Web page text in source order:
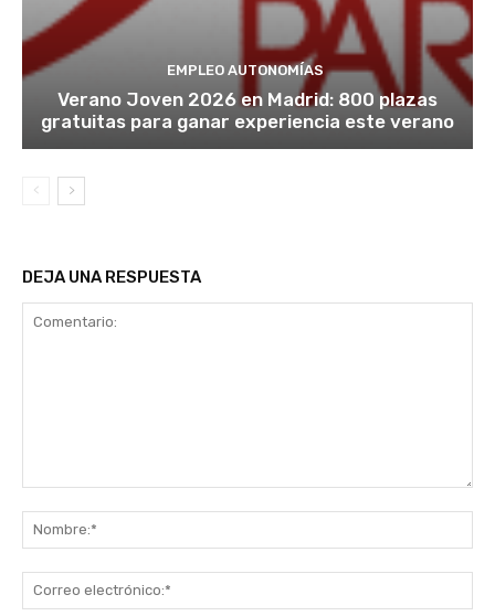
EMPLEO AUTONOMÍAS
Verano Joven 2026 en Madrid: 800 plazas
gratuitas para ganar experiencia este verano
DEJA UNA RESPUESTA